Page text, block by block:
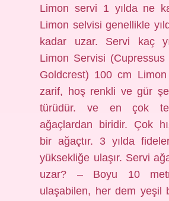
Limon servi 1 yılda ne
Limon selvisi genellikle
kadar uzar. Servi kaç
Limon Servisi (Cupressus
Goldcrest) 100 cm
zarif, hoş renkli ve gür
türüdür. ve en çok
ağaçlardan biridir. Çok
bir ağaçtır. 3 yılda
yüksekliğe ulaşır. Servi
uzar? – Boyu 10
ulaşabilen, her dem yeşil